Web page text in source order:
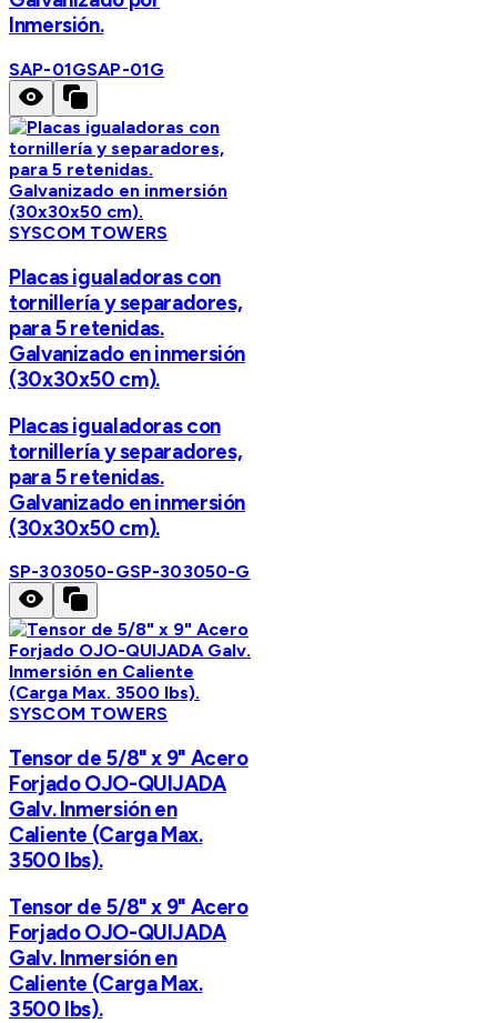
Inmersión.
SAP-01GSAP-01G
SYSCOM TOWERS
Placas igualadoras con
tornillería y separadores,
para 5 retenidas.
Galvanizado en inmersión
(30x30x50 cm).
Placas igualadoras con
tornillería y separadores,
para 5 retenidas.
Galvanizado en inmersión
(30x30x50 cm).
SP-303050-GSP-303050-G
SYSCOM TOWERS
Tensor de 5/8" x 9" Acero
Forjado OJO-QUIJADA
Galv. Inmersión en
Caliente (Carga Max.
3500 lbs).
Tensor de 5/8" x 9" Acero
Forjado OJO-QUIJADA
Galv. Inmersión en
Caliente (Carga Max.
3500 lbs).